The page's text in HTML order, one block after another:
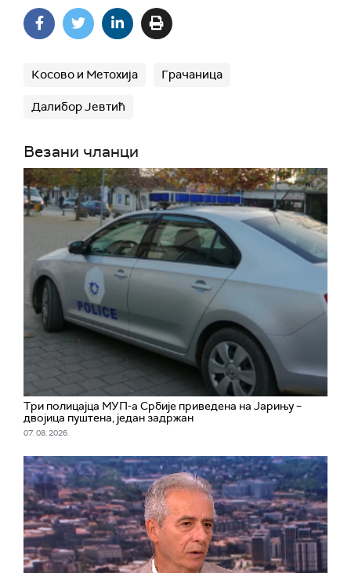
Косово и Метохија Грачаница
Далибор Јевтић
Везани чланци
Три полицајца МУП-а Србије приведена на Јарињу –
двојица пуштена, један задржан
07. 08. 2026.